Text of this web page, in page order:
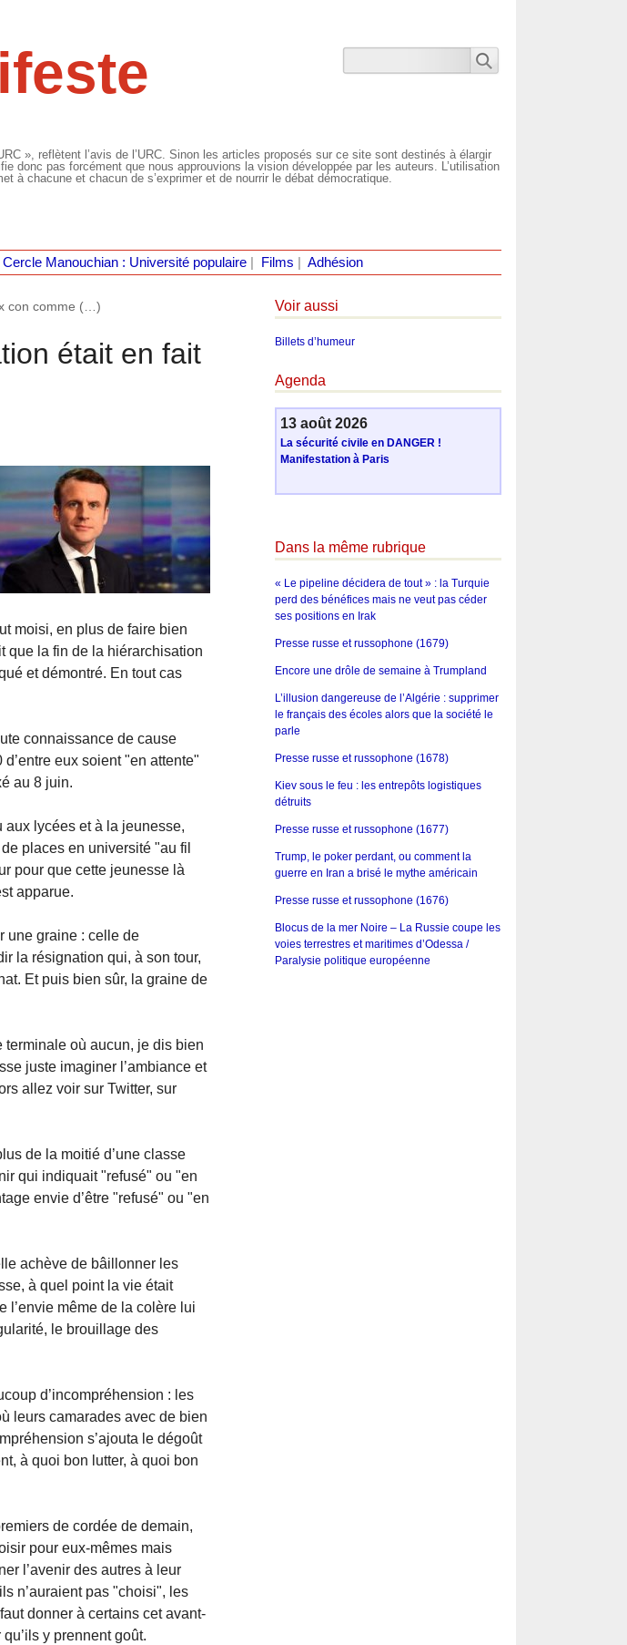
», reflètent l’avis de l’URC. Sinon les articles proposés sur ce site sont destinés à élargir
donc pas forcément que nous approuvions la vision développée par les auteurs. L’utilisation
à chacune et chacun de s’exprimer et de nourrir le débat démocratique.
Cercle Manouchian : Université populaire| Films Adhésion
con comme (…)
était en fait
moisi, en plus de faire bien
que la fin de la hiérarchisation
et démontré. En tout cas
connaissance de cause
eux soient "en attente"
au 8 juin.
lycées et à la jeunesse,
places en université "au fil
pour que cette jeunesse là
apparue.
une graine : celle de
la résignation qui, à son tour,
Et puis bien sûr, la graine de
terminale où aucun, je dis bien
juste imaginer l’ambiance et
allez voir sur Twitter, sur
de la moitié d’une classe
qui indiquait "refusé" ou "en
envie d’être "refusé" ou "en
achève de bâillonner les
à quel point la vie était
l’envie même de la colère lui
le brouillage des
d’incompréhension : les
leurs camarades avec de bien
s’ajouta le dégoût
à quoi bon lutter, à quoi bon
de cordée de demain,
pour eux-mêmes mais
l’avenir des autres à leur
n’auraient pas "choisi", les
donner à certains cet avant-
y prennent goût.
Voir aussi
Billets d’humeur
Agenda
13 août 2026
La sécurité civile en DANGER !
Manifestation à Paris
Dans la même rubrique
« Le pipeline décidera de tout » : la Turquie
perd des bénéfices mais ne veut pas céder
ses positions en Irak
Presse russe et russophone (1679)
Encore une drôle de semaine à Trumpland
L’illusion dangereuse de l’Algérie : supprimer
le français des écoles alors que la société le
parle
Presse russe et russophone (1678)
Kiev sous le feu : les entrepôts logistiques
détruits
Presse russe et russophone (1677)
Trump, le poker perdant, ou comment la
guerre en Iran a brisé le mythe américain
Presse russe et russophone (1676)
Blocus de la mer Noire – La Russie coupe les
voies terrestres et maritimes d’Odessa /
Paralysie politique européenne